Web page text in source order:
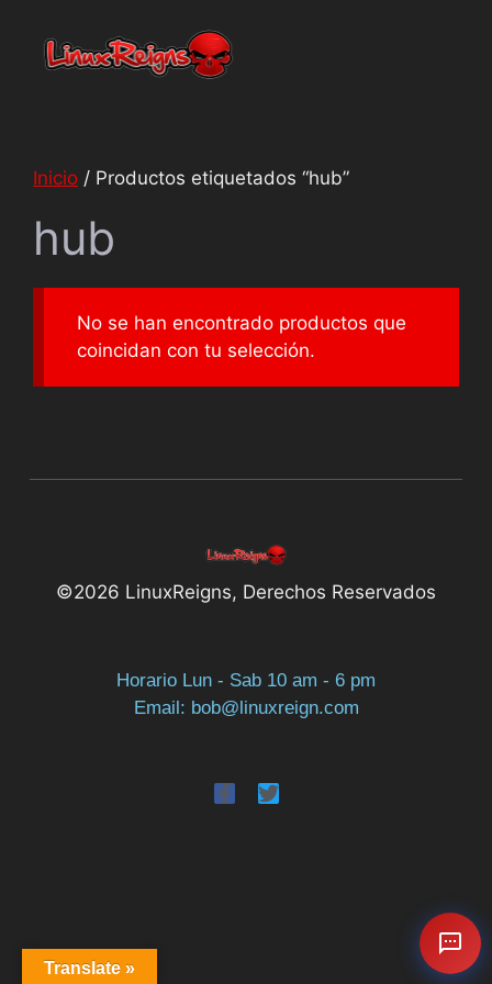
Inicio / Productos etiquetados “hub”
hub
No se han encontrado productos que
coincidan con tu selección.
©2026 LinuxReigns, Derechos Reservados
Horario Lun - Sab 10 am - 6 pm
Email: bob@linuxreign.com
Translate »